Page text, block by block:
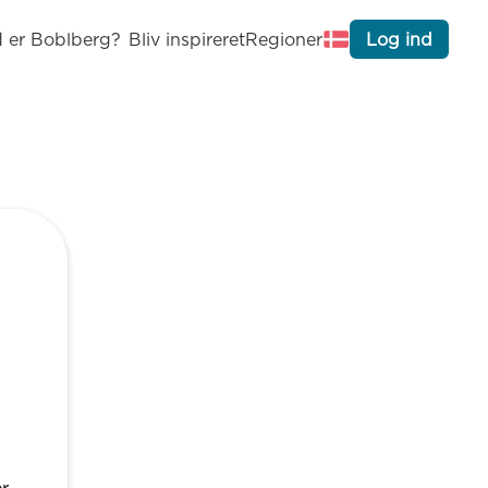
er Boblberg? Bliv inspireretRegioner Log ind